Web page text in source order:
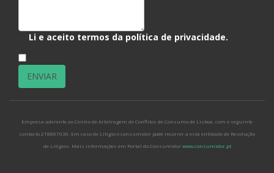
Li e aceito termos da política de privacidade.
Empresa aderente ao Centro de Arbitragem de Conflitos de Consumo de Lisboa. com o seguinte
contacto 218807030. Em caso de Litígio o consumidor pode recorrer a esta entidade de Resolução
de Litígios. Mais informações em Portal do Consumidorwww.consumidor.pt